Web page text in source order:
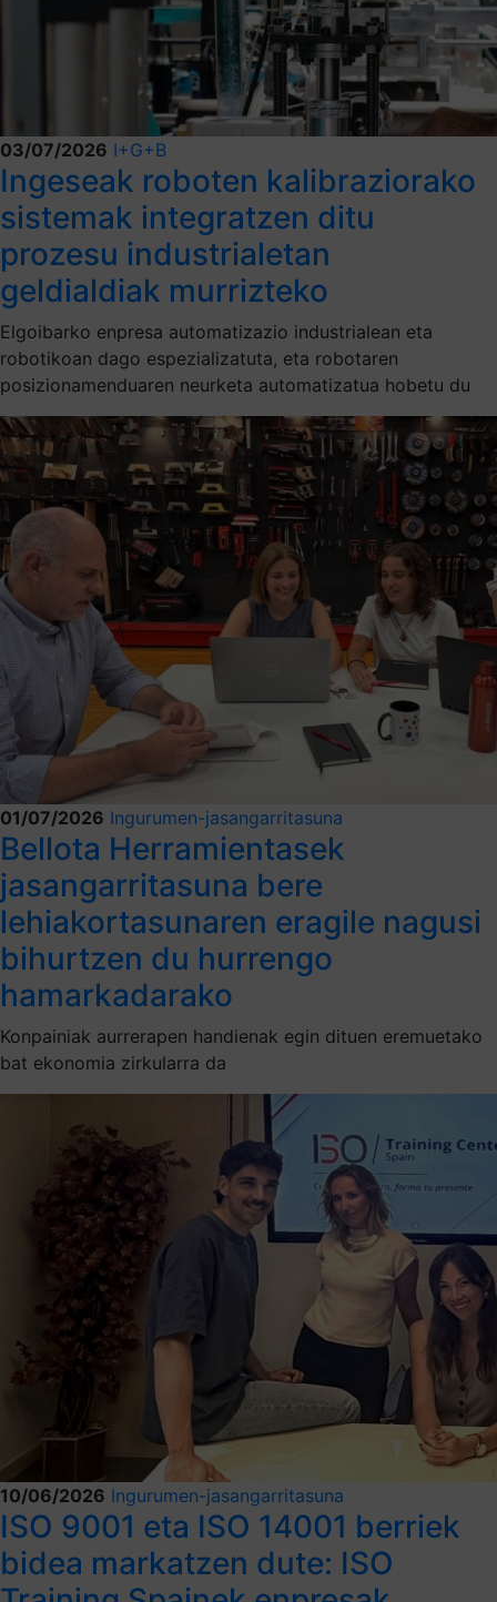
03/07/2026 I+G+B
Ingeseak roboten kalibraziorako
sistemak integratzen ditu
prozesu industrialetan
geldialdiak murrizteko
Elgoibarko enpresa automatizazio industrialean eta
robotikoan dago espezializatuta, eta robotaren
posizionamenduaren neurketa automatizatua hobetu du
01/07/2026 Ingurumen-jasangarritasuna
Bellota Herramientasek
jasangarritasuna bere
lehiakortasunaren eragile nagusi
bihurtzen du hurrengo
hamarkadarako
Konpainiak aurrerapen handienak egin dituen eremuetako
bat ekonomia zirkularra da
10/06/2026 Ingurumen-jasangarritasuna
ISO 9001 eta ISO 14001 berriek
bidea markatzen dute: ISO